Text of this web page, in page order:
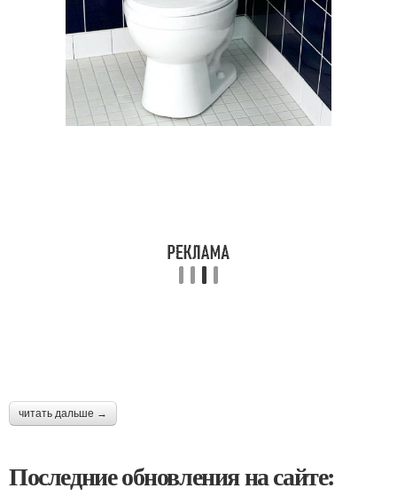
читать дальше →
Последние обновления на сайте: